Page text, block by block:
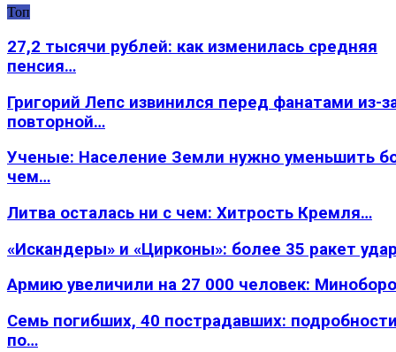
Топ
27,2 тысячи рублей: как изменилась средняя
пенсия…
Григорий Лепс извинился перед фанатами из-
повторной…
Ученые: Население Земли нужно уменьшить
чем…
Литва осталась ни с чем: Хитрость Кремля…
«Искандеры» и «Цирконы»: более 35 ракет
Армию увеличили на 27 000 человек:
Семь погибших, 40 пострадавших:
по…